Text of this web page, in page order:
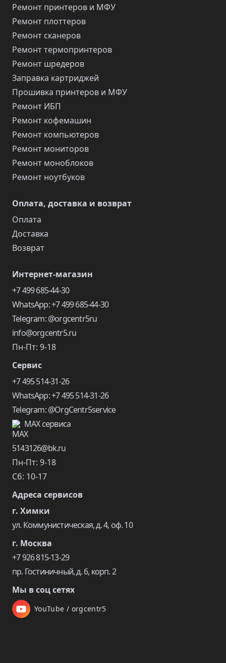
Ремонт принтеров и МФУ
Ремонт плоттеров
Ремонт сканеров
Ремонт термопринтеров
Ремонт шредеров
Заправка картриджей
Прошивка принтеров и МФУ
Ремонт ИБП
Ремонт кофемашин
Ремонт компьютеров
Ремонт мониторов
Ремонт моноблоков
Ремонт ноутбуков
Оплата, доставка и возврат
Оплата
Доставка
Возврат
Интернет-магазин
+7 499 685-44-30
WhatsApp: +7 499 685-44-30
Telegram: @orgcentr5ru
info@orgcentr5.ru
Пн-Пт: 9-18
Сервис
+7 495 514-31-26
WhatsApp: +7 495 514-31-26
Telegram: @OrgCentr5service
MAX сервиса
5143126@bk.ru
Пн-Пт: 9-18
Сб: 10-17
Адреса сервисов
г. Химки
ул. Коммунистическая, д. 4, оф. 10
г. Москва
+7 926 815-13-29
пр. Гостиничный, д. 6, корп. 2
Мы в соц сетях
YouTube / orgcentr5